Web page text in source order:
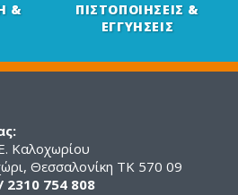
&
ΠΙΣΤΟΠΟΙΗΣΕΙΣ &
ΕΓΓΥΗΣΕΙΣ
Καλοχωρίου
Θεσσαλονίκη ΤΚ 570 09
2310 754 808